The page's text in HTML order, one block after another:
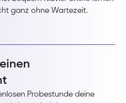
ganz ohne Wartezeit.
Probestunde deine